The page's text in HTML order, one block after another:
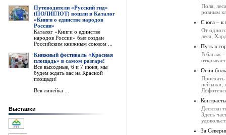
Путеводители «Русский гид»
(ПОЛИГЛОТ) вошли в Каталог
«Книги о единстве народов
России»
Каталог «Книги о единстве
народов России» был создан
Российским книжным союзом ...
Книжный фестиваль «Красная
площадь» в самом разгаре!
Все выходные, 6 и 7 июня, мы
будем ждать вас на Красной
площади!
Вся линейка ...
Выставки
Поля,
ровным
С юга – к
От
леса,
Путь в
В багаж –
Огни
пейзажи,
Десятки
Здесь
За